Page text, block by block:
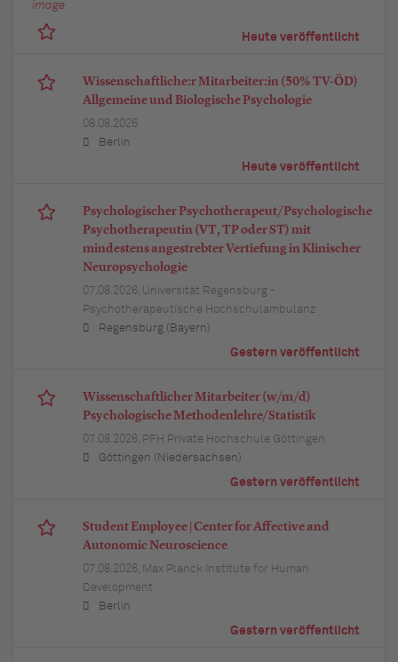
Heute veröffentlicht
Wissenschaftliche:r Mitarbeiter:in (50% TV-ÖD)
Allgemeine und Biologische Psychologie
08.08.2026
Berlin
Heute veröffentlicht
Psychologischer Psychotherapeut/Psychologische
Psychotherapeutin (VT, TP oder ST) mit
mindestens angestrebter Vertiefung in Klinischer
Neuropsychologie
07.08.2026, Universität Regensburg -
Psychotherapeutische Hochschulambulanz
Regensburg (Bayern)
Gestern veröffentlicht
Wissenschaftlicher Mitarbeiter (w/m/d)
Psychologische Methodenlehre/Statistik
07.08.2026, PFH Private Hochschule Göttingen
Göttingen (Niedersachsen)
Gestern veröffentlicht
Student Employee | Center for Affective and
Autonomic Neuroscience
07.08.2026, Max Planck Institute for Human
Development
Berlin
Gestern veröffentlicht